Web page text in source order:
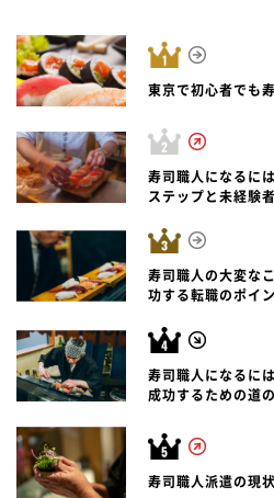
東京で初心者でも
寿司職人になるに
ステップと未経験
寿司職人の大変な
功する転職のポイ
寿司職人になるに
成功するための道
寿司職人派遣の現